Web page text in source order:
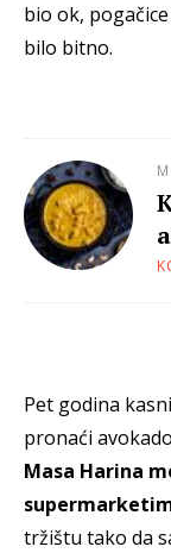
bio ok,
bilo bitno.
Pet godina
pronaći
Masa Harina
tržištu tako da